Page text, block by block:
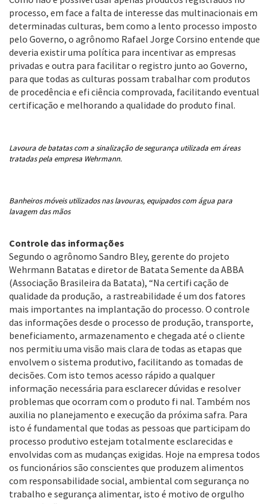
processo, em face a falta de interesse das multinacionais em
determinadas culturas, bem como a lento processo imposto
pelo Governo, o agrônomo Rafael Jorge Corsino entende que
deveria existir uma política para incentivar as empresas
privadas e outra para facilitar o registro junto ao Governo,
para que todas as culturas possam trabalhar com produtos
de procedência e efi ciência comprovada, facilitando eventual
certificação e melhorando a qualidade do produto final.
Lavoura de batatas com a sinalização de segurança utilizada em áreas
tratadas pela empresa Wehrmann.
Banheiros móveis utilizados nas lavouras, equipados com água para
lavagem das mãos
Controle das informações
Segundo o agrônomo Sandro Bley, gerente do projeto
Wehrmann Batatas e diretor de Batata Semente da ABBA
(Associação Brasileira da Batata), “Na certifi cação de
qualidade da produção, a rastreabilidade é um dos fatores
mais importantes na implantação do processo. O controle
das informações desde o processo de produção, transporte,
beneficiamento, armazenamento e chegada até o cliente
nos permitiu uma visão mais clara de todas as etapas que
envolvem o sistema produtivo, facilitando as tomadas de
decisões. Com isto temos acesso rápido a qualquer
informação necessária para esclarecer dúvidas e resolver
problemas que ocorram com o produto fi nal. Também nos
auxilia no planejamento e execução da próxima safra. Para
isto é fundamental que todas as pessoas que participam do
processo produtivo estejam totalmente esclarecidas e
envolvidas com as mudanças exigidas. Hoje na empresa todos
os funcionários são conscientes que produzem alimentos
com responsabilidade social, ambiental com segurança no
trabalho e segurança alimentar, isto é motivo de orgulho